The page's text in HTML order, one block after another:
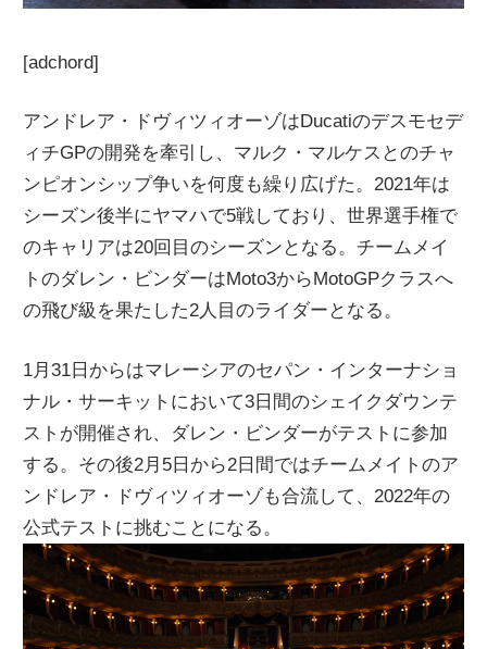
[adchord]
アンドレア・ドヴィツィオーゾはDucatiのデスモセデ
ィチGPの開発を牽引し、マルク・マルケスとのチャ
ンピオンシップ争いを何度も繰り広げた。2021年は
シーズン後半にヤマハで5戦しており、世界選手権で
のキャリアは20回目のシーズンとなる。チームメイ
トのダレン・ビンダーはMoto3からMotoGPクラスへ
の飛び級を果たした2人目のライダーとなる。
1月31日からはマレーシアのセパン・インターナショ
ナル・サーキットにおいて3日間のシェイクダウンテ
ストが開催され、ダレン・ビンダーがテストに参加
する。その後2月5日から2日間ではチームメイトのア
ンドレア・ドヴィツィオーゾも合流して、2022年の
公式テストに挑むことになる。